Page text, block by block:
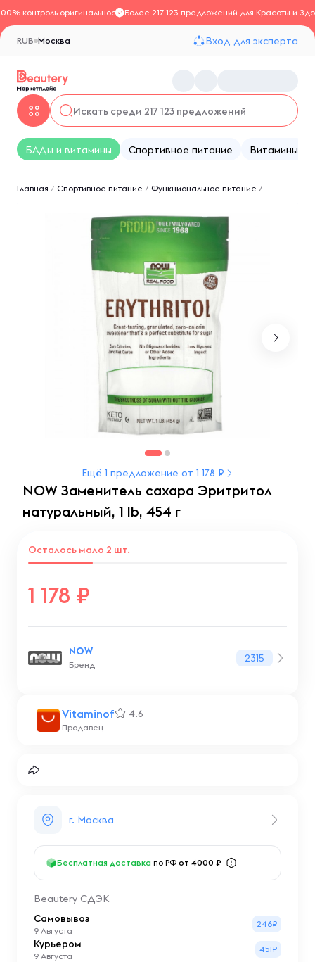
контроль оригинальностиБолее 217 123 предложений для Красоты и
Москва
RUB Вход для эксперта
БАДы и витамины Спортивное питание Витамины
Главная / Спортивное питание / Функциональное питание /
Ещё 1 предложение от 1 178 ₽
NOW Заменитель сахара Эритритол
натуральный, 1 lb, 454 г
Vitaminof 4.6
Продавец
1 178
Осталось мало 2 шт.
NOW
Бренд
2315
г. Москва
Бесплатная доставка по РФ от 4000 ₽
Beautery СДЭК
Самовывоз
9 Августа
246₽
Курьером
9 Августа
451₽